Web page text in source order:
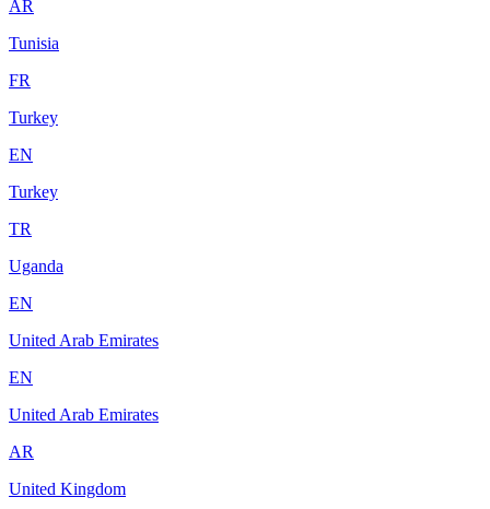
AR
Tunisia
FR
Turkey
EN
Turkey
TR
Uganda
EN
United Arab Emirates
EN
United Arab Emirates
AR
United Kingdom